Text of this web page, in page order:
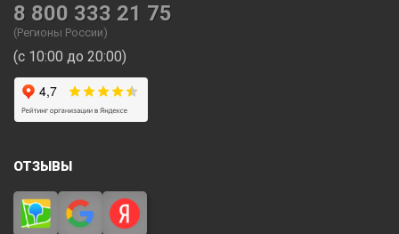
8 800 333 21 75
(Регионы России)
(с 10:00 до 20:00)
ОТЗЫВЫ